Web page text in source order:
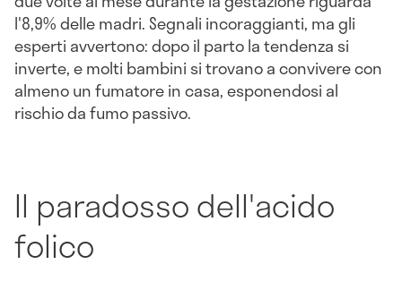
l'8,9% delle madri. Segnali incoraggianti, ma gli
esperti avvertono: dopo il parto la tendenza si
inverte, e molti bambini si trovano a convivere con
almeno un fumatore in casa, esponendosi al
rischio da fumo passivo.
Il paradosso dell'acido
folico